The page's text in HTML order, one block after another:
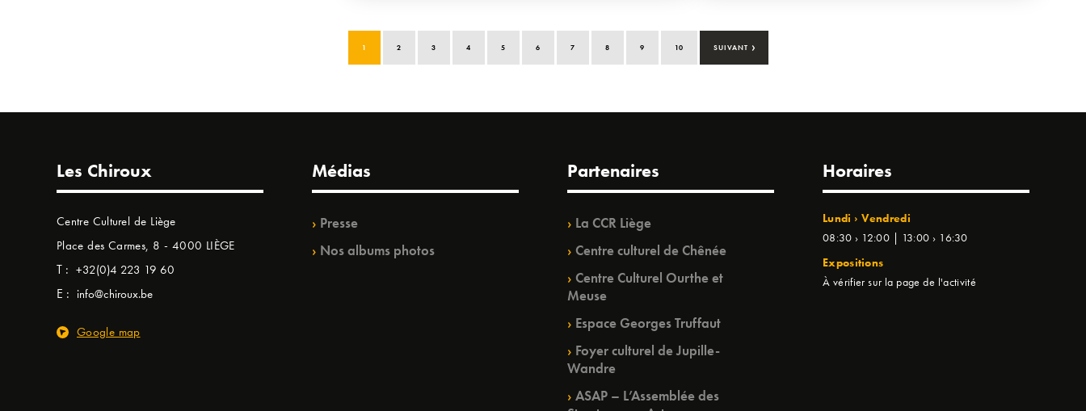
1 2 3 4 5 6 7 8 9 10 SUIVANT ›
Les Chiroux
Centre Culturel de Liège
Place des Carmes, 8 - 4000 LIÈGE
T : +32(0)4 223 19 60
E : info@chiroux.be
Google map
Médias
Presse
Nos albums photos
Partenaires
La CCR Liège
Centre culturel de Chênée
Centre Culturel Ourthe et
Meuse
Espace Georges Truffaut
Foyer culturel de Jupille-
Wandre
ASAP – L’Assemblée des
Horaires
Lundi › Vendredi
08:30 › 12:00 | 13:00 › 16:30
Expositions
À vérifier sur la page de l'activité